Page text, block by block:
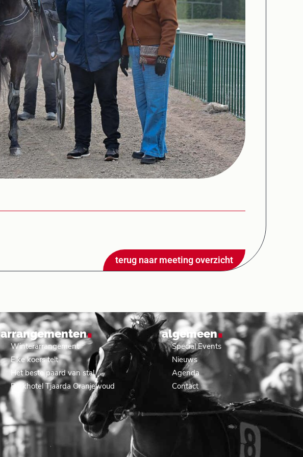
terug naar meeting overzicht
arrangementen.
Winterarrangement
Elke koers telt
Het beste paard van stal
Parkhotel Tjaarda Oranjewoud
algemeen.
Special Events
Nieuws
Agenda
Contact